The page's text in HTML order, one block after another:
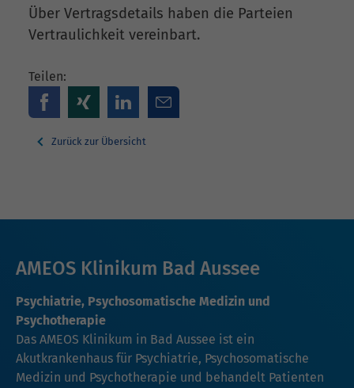
Über Vertragsdetails haben die Parteien
Vertraulichkeit vereinbart.
Teilen:
Zurück zur Übersicht
AMEOS Klinikum Bad Aussee
Psychiatrie, Psychosomatische Medizin und
Psychotherapie
Das AMEOS Klinikum in Bad Aussee ist ein
Akutkrankenhaus für Psychiatrie, Psychosomatische
Medizin und Psychotherapie und behandelt Patienten